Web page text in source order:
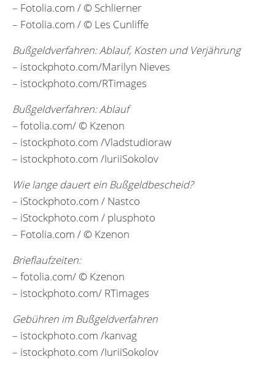
– Fotolia.com / © Schlierner
– Fotolia.com / © Les Cunliffe
Bußgeldverfahren: Ablauf, Kosten und Verjährung
– istockphoto.com/Marilyn Nieves
– istockphoto.com/RTimages
Bußgeldverfahren: Ablauf
– fotolia.com/ © Kzenon
– istockphoto.com /Vladstudioraw
– istockphoto.com /IuriiSokolov
Wie lange dauert ein Bußgeldbescheid?
– iStockphoto.com / Nastco
– iStockphoto.com / plusphoto
– Fotolia.com / © Kzenon
Brieflaufzeiten:
– fotolia.com/ © Kzenon
– istockphoto.com/ RTimages
Gebühren im Bußgeldverfahren
– istockphoto.com /kanvag
– istockphoto.com /IuriiSokolov